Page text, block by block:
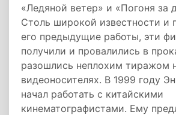
«Ледяной ветер» и «Погоня за
Столь широкой известности и
его предыдущие работы, эти
получили и провалились в
разошлись неплохим тиражом
видеоносителях. В 1999 году
начал работать с китайскими
кинематографистами. Ему